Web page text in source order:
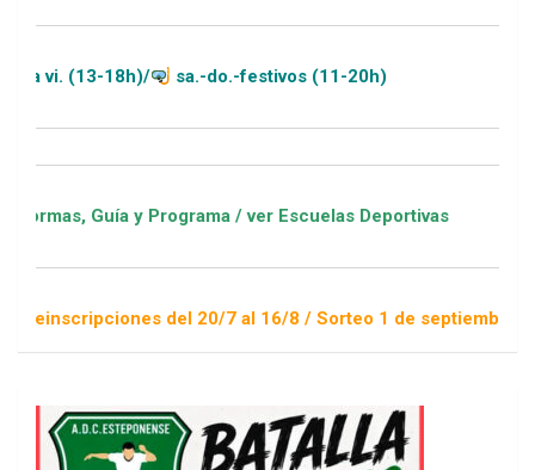
18h)/ sa.-do.-festivos (11-20h)
y Programa / ver Escuelas Deportivas
del 20/7 al 16/8 / Sorteo 1 de septiembre